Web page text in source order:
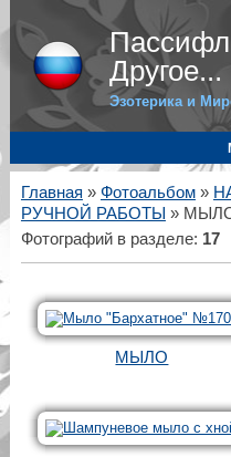
Другое...
Эзотерика и
Главная » Фотоальбом»
РУЧНОЙ РАБОТЫ »
Фотографий в разделе: 17
МЫЛО